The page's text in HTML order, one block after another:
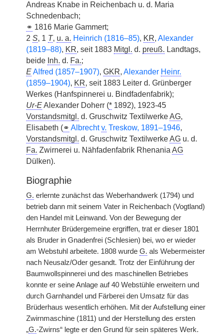
Andreas Knabe in Reichenbach u. d. Maria
Schnedenbach;
⚭ 1816 Marie Gammert;
2 S, 1 T, u. a. Heinrich (1816–85), KR, Alexander
(1819–88), KR, seit 1883 Mitgl. d. preuß. Landtags,
beide Inh. d. Fa.;
EAlfred (1857–1907), GKR, Alexander Heinr.
(1859–1904), KR, seit 1883 Leiter d. Grünberger
Werkes (Hanfspinnerei u. Bindfadenfabrik);
Ur-EAlexander Doherr (* 1892), 1923-45
Vorstandsmitgl. d. Gruschwitz TextilwerkeAG,
Elisabeth (⚭ Albrechtv. Treskow, 1891–1946,
Vorstandsmitgl. d. Gruschwitz TextilwerkeAG u. d.
Fa. Zwirnerei u. Nähfadenfabrik Rhenania AG
Dülken).
Biographie
G. erlernte zunächst das Weberhandwerk (1794) und
betrieb dann mit seinem Vater in Reichenbach (Vogtland)
den Handel mit Leinwand. Von der Bewegung der
Herrnhuter Brüdergemeine ergriffen, trat er dieser 1801
als Bruder in Gnadenfrei (Schlesien) bei, wo er wieder
am Webstuhl arbeitete. 1808 wurde G. als Webermeister
nach Neusalz/Oder gesandt. Trotz der Einführung der
Baumwollspinnerei und des maschinellen Betriebes
konnte er seine Anlage auf 40 Webstühle erweitern und
durch Garnhandel und Färberei den Umsatz für das
Brüderhaus wesentlich erhöhen. Mit der Aufstellung einer
Zwirnmaschine (1811) und der Herstellung des ersten
„G.-Zwirns“ legte er den Grund für sein späteres Werk.